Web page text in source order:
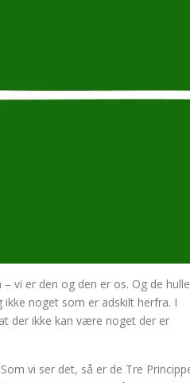
vi er den og den er os. Og de
noget som er adskilt herfra. I
der ikke kan være noget der er
vi ser det, så er de Tre